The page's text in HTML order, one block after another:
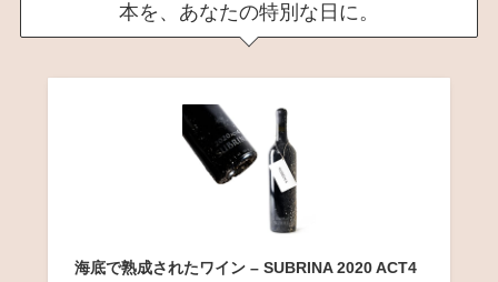
本を、あなたの特別な日に。
海底で熟成されたワイン – SUBRINA 2020 ACT4